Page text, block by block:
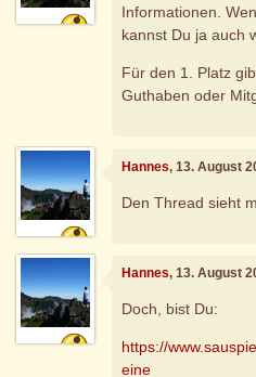
Informationen.
kannst Du ja auch
Für den 1. Platz
Guthaben oder
Hannes, 13. August
Den Thread sieht
Hannes, 13. August
Doch, bist Du:
https://
eine